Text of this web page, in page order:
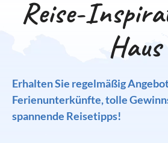
Reise-
Haus
Erhalten Sie regelmäßig
Ferienunterkünfte, tolle
spannende Reisetipps!